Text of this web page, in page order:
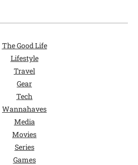
The Good Life
Lifestyle
Travel
Gear
Tech
Wannahaves
Media
Movies
Series
Games